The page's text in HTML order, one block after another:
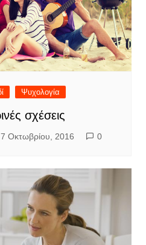
Ψυχολογία
σχέσεις
7 Οκτωβρίου, 2016 0